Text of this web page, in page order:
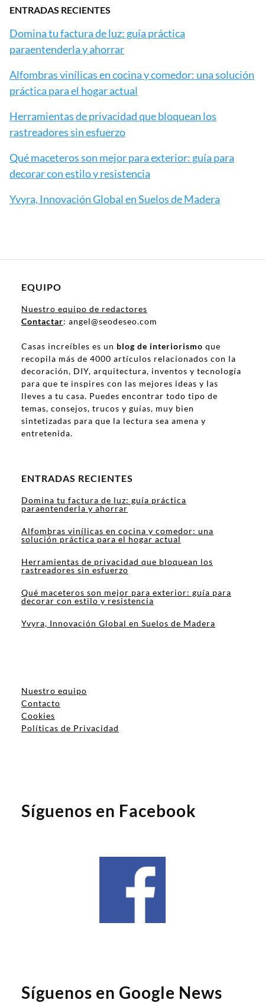
ENTRADAS RECIENTES
Domina tu factura de luz: guía práctica
paraentenderla y ahorrar
Alfombras vinílicas en cocina y comedor: una solución
práctica para el hogar actual
Herramientas de privacidad que bloquean los
rastreadores sin esfuerzo
Qué maceteros son mejor para exterior: guía para
decorar con estilo y resistencia
Yvyra, Innovación Global en Suelos de Madera
EQUIPO
Nuestro equipo de redactores
Contactar: angel@seodeseo.com
Casas increíbles es un blog de interiorismo que
recopila más de 4000 artículos relacionados con la
decoración, DIY, arquitectura, inventos y tecnología
para que te inspires con las mejores ideas y las
lleves a tu casa. Puedes encontrar todo tipo de
temas, consejos, trucos y guías, muy bien
sintetizadas para que la lectura sea amena y
entretenida.
ENTRADAS RECIENTES
Domina tu factura de luz: guía práctica
paraentenderla y ahorrar
Alfombras vinílicas en cocina y comedor: una
solución práctica para el hogar actual
Herramientas de privacidad que bloquean los
rastreadores sin esfuerzo
Qué maceteros son mejor para exterior: guía para
decorar con estilo y resistencia
Yvyra, Innovación Global en Suelos de Madera
Nuestro equipo
Contacto
Cookies
Políticas de Privacidad
Síguenos en Facebook
Síguenos en Google News